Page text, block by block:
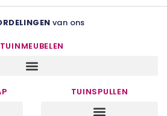
van ons
TUINMEUBELEN
TUINSPULLEN